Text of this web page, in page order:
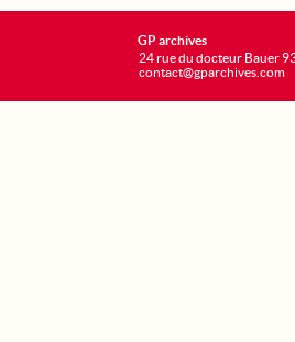
GP archives
24 rue du docteur Bauer
contact@gparchives.com